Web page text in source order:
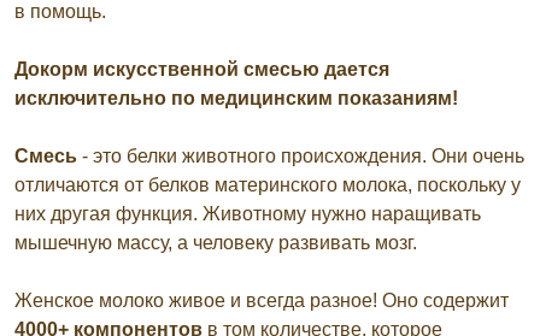
в помощь.
Докорм искусственной смесью дается
исключительно по медицинским показаниям!
Смесь - это белки животного происхождения. Они очень
отличаются от белков материнского молока, поскольку у
них другая функция. Животному нужно наращивать
мышечную массу, а человеку развивать мозг.
Женское молоко живое и всегда разное! Оно содержит
4000+ компонентов в том количестве, которое